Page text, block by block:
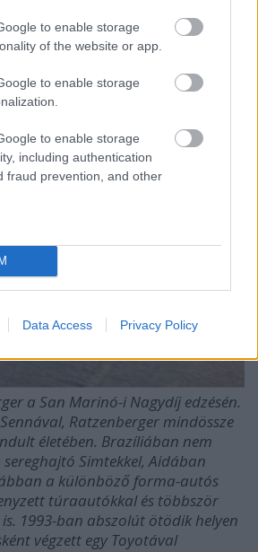
to enable storage
of the website or app.
to enable storage
to enable storage
including authentication
fraud prevention, and other
Data Access Privacy Policy
a San Marinó-i Nagydíj edzésén.
Ratzenberger mindössze
életében. Brazíliában nem
Simtekkel, Aidában
a különböző forma-autós
túraautókkal és többször
1993-ban abszolút ötödik helyen
végzett egy Toyotával